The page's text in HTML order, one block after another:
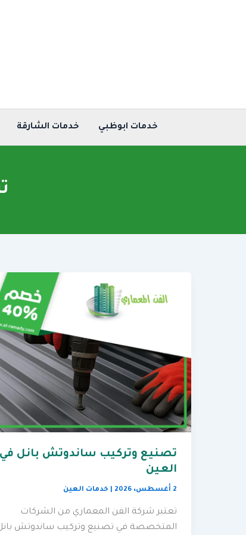
خدمات ابوظبي خدمات الشارقة
تصنيع وتركيب ساندوتش بانل في
العين
2 أغسطس، 2026 خدمات العين
تعتبر شركة الفن المعماري من الشركات
المتخصصة في تصنيع وتركيب ساندوتش